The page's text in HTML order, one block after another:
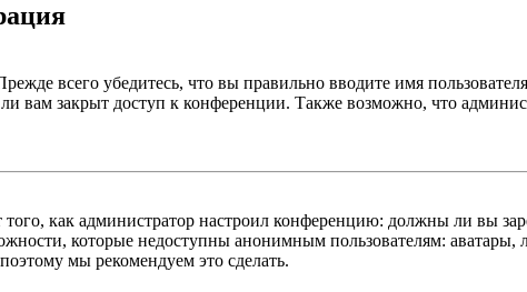
всего убедитесь, что вы правильно вводите имя
вам закрыт доступ к конференции. Также возможно, что
как администратор настроил конференцию: должны ли вы
которые недоступны анонимным пользователям:
мы рекомендуем это сделать.